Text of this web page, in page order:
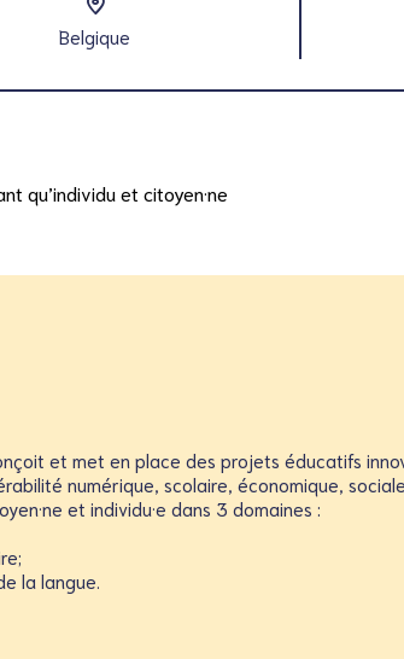
Belgique
qu’individu et citoyen·ne
et met en place des projets éducatifs
numérique, scolaire, économique,
et individu·e dans 3 domaines :
la langue.